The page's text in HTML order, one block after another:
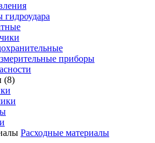
приборы
(8)
Расходные материалы